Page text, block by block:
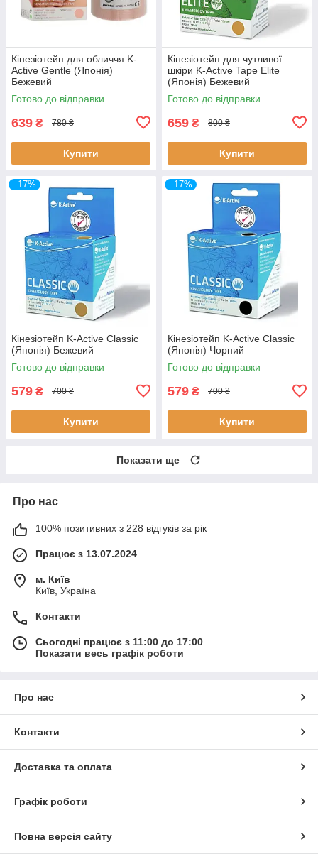
Кінезіотейп для обличчя K-
Active Gentle (Японія)
Бежевий
Готово до відправки
639 ₴ 780 ₴
Купити
Кінезіотейп для чутливої
шкіри K-Active Tape Elite
(Японія) Бежевий
Готово до відправки
659 ₴ 800 ₴
Купити
–17%
Кінезіотейп K-Active Classic
(Японія) Бежевий
Готово до відправки
579 ₴ 700 ₴
Купити
–17%
Кінезіотейп K-Active Classic
(Японія) Чорний
Готово до відправки
579 ₴ 700 ₴
Купити
Показати ще
Про нас
100% позитивних з 228 відгуків за рік
Працює з 13.07.2024
м. Київ
Київ, Україна
Контакти
Сьогодні працює з 11:00 до 17:00
Показати весь графік роботи
Про нас
Контакти
Доставка та оплата
Графік роботи
Повна версія сайту